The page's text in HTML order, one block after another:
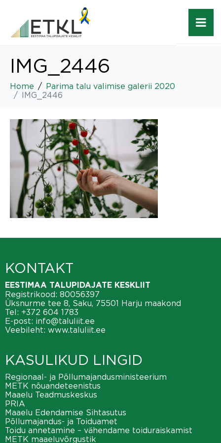
IMG_2446
Home
Parima talu valimise galerii 2020
IMG_2446
KONTAKT
EESTIMAA TALUPIDAJATE KESKLIIT
Registrikood: 80056397
Üksnurme tee 8, Saku, 75501 Harju maakond
Tel: +372 604 1783
E-post: info@taluliit.ee
Veebileht: www.taluliit.ee
KASULIKUD LINGID
Regionaal- ja Põllumajandusministeerium
METK nõuandeteenistus
Maaelu Teadmuskeskus
PRIA
Maaelu Edendamise Sihtasutus
Põllumajandus- ja Toiduamet
Toidu annetamine – vähendame toiduraiskamist
METK maaeluvõrgustik